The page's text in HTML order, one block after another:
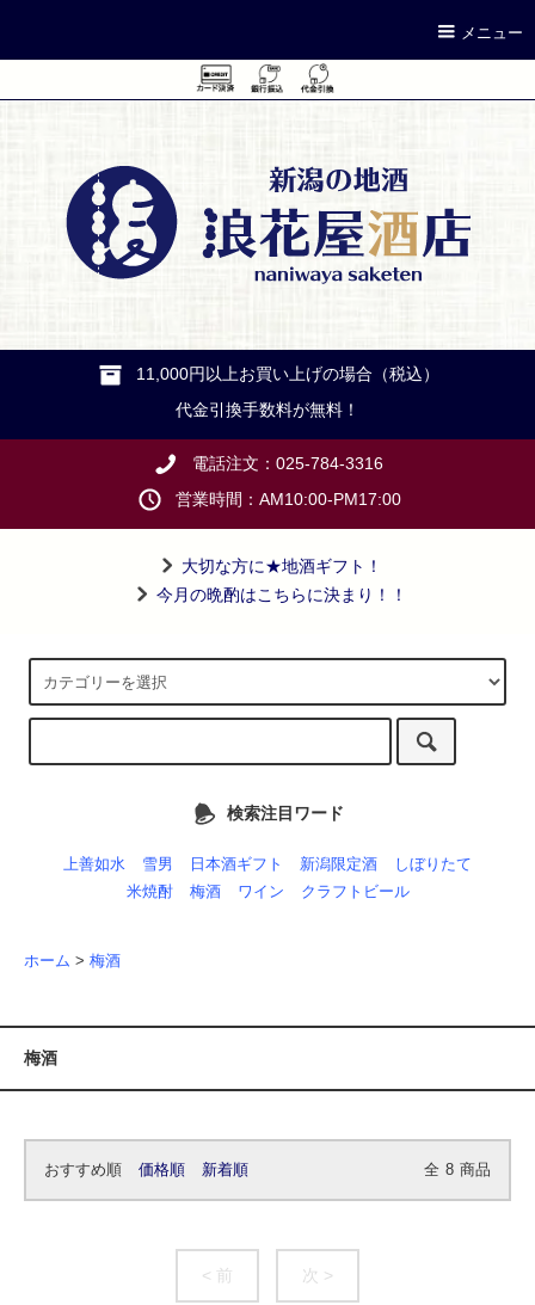
メニュー
11,000円以上お買い上げの場合（税込）
代金引換手数料が無料！
電話注文：025-784-3316
営業時間：AM10:00-PM17:00
大切な方に★地酒ギフト！
今月の晩酌はこちらに決まり！！
検索注目ワード
上善如水 雪男 日本酒ギフト 新潟限定酒
しぼりたて
米焼酎
梅酒 ワイン クラフトビール
ホーム > 梅酒
梅酒
おすすめ順 価格順 新着順 全 8 商品
< 前 次 >